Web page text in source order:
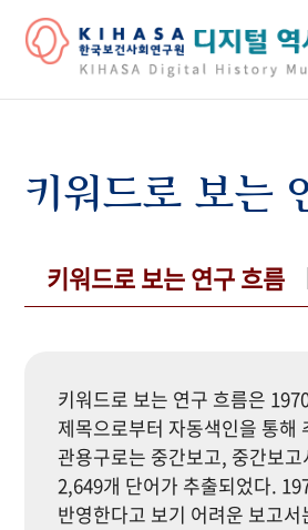
키워드로 보는
키워드로 보는 연구 흐름
키워드로 보는 연구 흐름은
제목으로부터 자동색인을 통해
관용구로는 중간보고, 중간보
2,649개 단어가 추출되었다.
반영한다고 보기 어려운 보고